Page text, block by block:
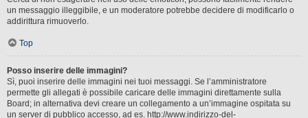
un messaggio illeggibile, e un moderatore potrebbe decidere di modificarlo o
addirittura rimuoverlo.
Top
Posso inserire delle immagini?
Sì, puoi inserire delle immagini nei tuoi messaggi. Se l’amministratore
permette gli allegati è possibile caricare delle immagini direttamente sulla
Board; in alternativa devi creare un collegamento a un’immagine ospitata su
un server di pubblico accesso, ad es. http://www.indirizzo-del-